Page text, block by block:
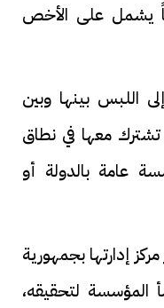
يشمل على الأخص
اللبس بينها وبين
معها في نطاق
عامة بالدولة أو
إدارتها بجمهورية
المؤسسة لتحقيقه،